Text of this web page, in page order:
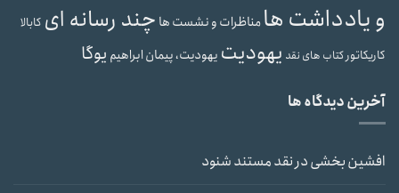
و یادداشت هامناظرات و نشست ها چند رسانه ای کابالا
کاریکاتور کتاب های نقد یهودیت یهودیت، پیمان ابراهیم یوگا
آخرین دیدگاه ها
افشین بخشیدرنقد مستند شنود